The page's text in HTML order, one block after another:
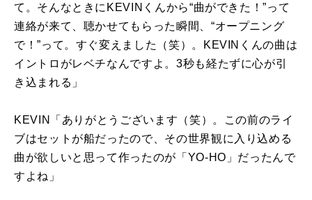
て。そんなときに KEVIN くんから“曲ができた！”って
連絡が来て、聴かせてもらった瞬間、“オープニング
で！”って。すぐ変えました（笑）。
KEVIN くんの曲は
イントロがレベチなんですよ。 3秒も経たずに心が引
き込まれる」
KEVIN「ありがとうございます（笑）。この前のライ
ブはセットが船だったので、その世界観に入り込める
曲が欲しいと思って作ったのが「 YO-HO 」だったんで
すよね」